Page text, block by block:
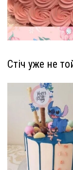
Стіч уже не